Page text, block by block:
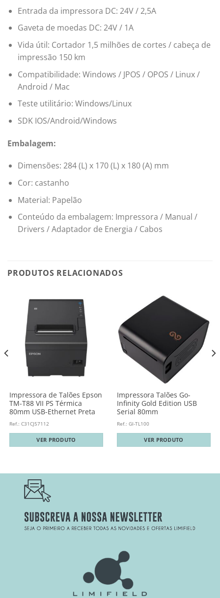
Entrada da impressora DC: 24V / 2,5A
Gaveta de moedas DC: 24V / 1A
Vida útil: Cortador 1,5 milhões de cortes / cabeça de
impressão 150 km
Compatibilidade: Windows / JPOS / OPOS / Linux /
Android / Mac
Teste utilitário: Windows/Linux
SDK IOS/Android/Windows
Embalagem:
Dimensões: 284 (L) x 170 (L) x 180 (A) mm
Cor: castanho
Material: Papelão
Conteúdo da embalagem: Impressora / Manual /
Drivers / Adaptador de Energia / Cabos
PRODUTOS RELACIONADOS
Impressora de Talões Epson
TM-T88 VII PS Térmica
80mm USB-Ethernet Preta
Ref.: C31CJ57112
VER PRODUTO
Impressora Talões Go-
Infinity Gold Edition USB
Serial 80mm
Ref.: GI-TL100
VER PRODUTO